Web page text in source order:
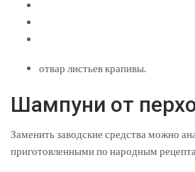
отвар листьев крапивы.
Шампуни от
Заменить заводские средства можно
приготовленными по народным